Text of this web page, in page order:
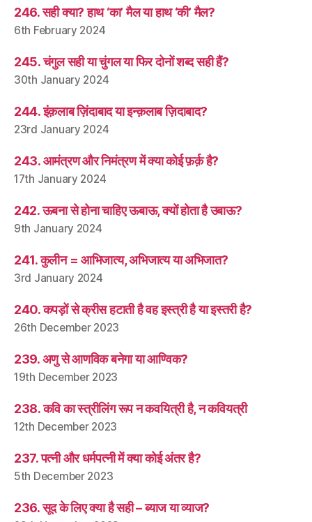
246. सही क्या? हाथ ‘का’ मैल या हाथ ‘की’ मैल?
6th February 2024
245. चंगुल सही या चुंगल या फिर दोनों शब्द सही हैं?
30th January 2024
244. इंक़लाब ज़िंदाबाद या इन्क़लाब ज़िदाबाद?
23rd January 2024
243. आमंत्रण और निमंत्रण में क्या कोई फ़र्क़ है?
17th January 2024
242. ऊबना से होना चाहिए ऊबाऊ, क्यों होता है उबाऊ?
9th January 2024
241. कुलीन = आभिजात्य, अभिजात्य या अभिजात?
3rd January 2024
240. कपड़ों से क्रीस हटाती है वह इस्त्री है या इस्तरी है?
26th December 2023
239. अणु से आणविक बनेगा या आण्विक?
19th December 2023
238. कवि का स्त्रीलिंग रूप न कवयित्री है, न कवियत्री
12th December 2023
237. पत्नी और धर्मपत्नी में क्या कोई अंतर है?
5th December 2023
236. सूद के लिए क्या है सही – ब्याज या व्याज?